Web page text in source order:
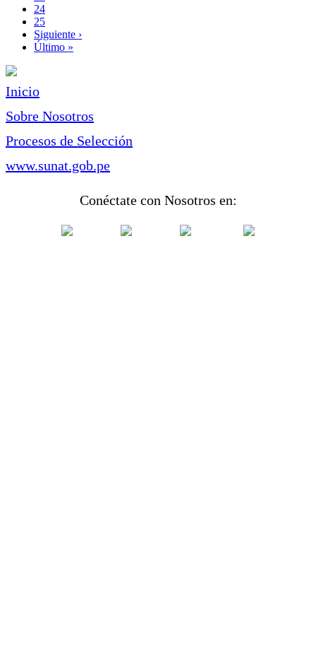
Page
24
Page
25
Siguiente
página
Siguiente ›
Última
Último »
Inicio
Sobre Nosotros
Procesos de Selección
www.sunat.gob.pe
Conéctate con Nosotros en: